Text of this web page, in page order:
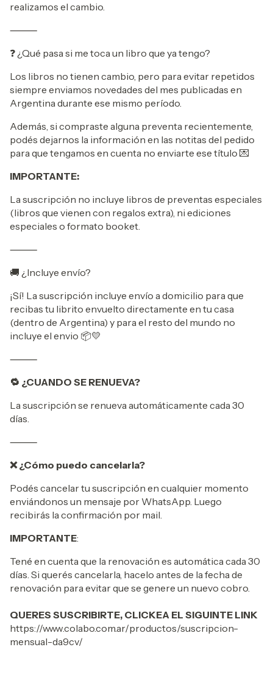
realizamos el cambio.
⸻
❓ ¿Qué pasa si me toca un libro que ya tengo?
Los libros no tienen cambio, pero para evitar repetidos
siempre enviamos novedades del mes publicadas en
Argentina durante ese mismo período.
Además, si compraste alguna preventa recientemente,
podés dejarnos la información en las notitas del pedido
para que tengamos en cuenta no enviarte ese título 💌
IMPORTANTE:
La suscripción no incluye libros de preventas especiales
(libros que vienen con regalos extra), ni ediciones
especiales o formato booket.
⸻
🚚 ¿Incluye envío?
¡Sí! La suscripción incluye envío a domicilio para que
recibas tu librito envuelto directamente en tu casa
(dentro de Argentina) y para el resto del mundo no
incluye el envio 📦💛
⸻
🔁 ¿CUANDO SE RENUEVA?
La suscripción se renueva automáticamente cada 30
días.
⸻
❌ ¿Cómo puedo cancelarla?
Podés cancelar tu suscripción en cualquier momento
enviándonos un mensaje por WhatsApp. Luego
recibirás la confirmación por mail.
IMPORTANTE:
Tené en cuenta que la renovación es automática cada 30
días. Si querés cancelarla, hacelo antes de la fecha de
renovación para evitar que se genere un nuevo cobro.
QUERES SUSCRIBIRTE, CLICKEA EL SIGUINTE LINK
https://www.colabo.com.ar/productos/suscripcion-
mensual-da9cv/